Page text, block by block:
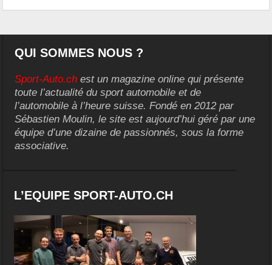
QUI SOMMES NOUS ?
Sport-Auto.ch est un magazine online qui présente
toute l’actualité du sport automobile et de
l’automobile à l’heure suisse. Fondé en 2012 par
Sébastien Moulin, le site est aujourd’hui géré par une
équipe d’une dizaine de passionnés, sous la forme
associative.
L’EQUIPE SPORT-AUTO.CH